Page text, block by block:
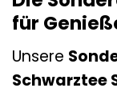
für
Unsere
Schwarztee